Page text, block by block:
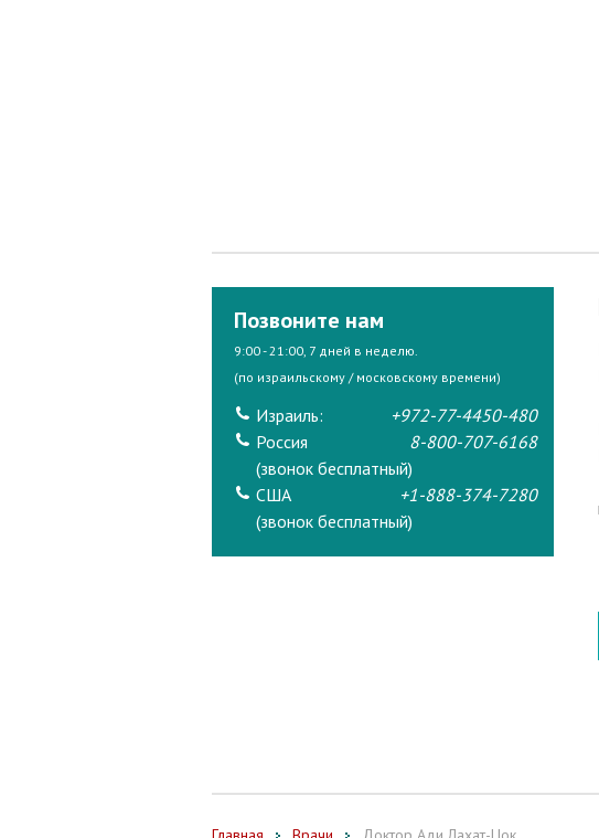
Позвоните нам
9:00 - 21:00, 7 дней в неделю.
(по израильскому / московскому времени)
Израиль:
+972-77-4450-480
Россия
(звонок бесплатный)
8-800-707-6168
США
(звонок бесплатный)
+1-888-374-7280